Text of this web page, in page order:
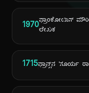
1970ಫ್ರಾಂಕೋಯಿಸ್
ಲೇಖಕ
1715ಫ್ರಾನ್ಸ್‌ನ 'ಸೂರ್ಯ